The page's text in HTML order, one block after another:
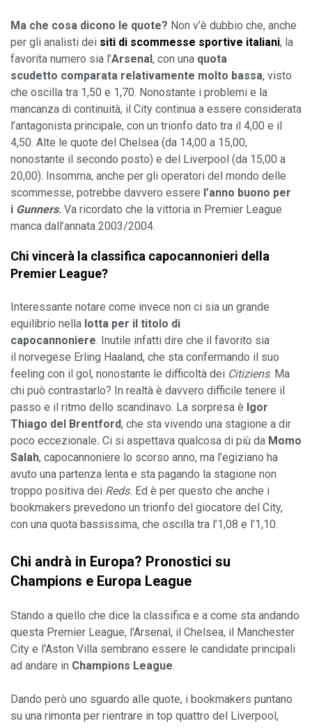
Ma che cosa dicono le quote? Non v’è dubbio che, anche
per gli analisti dei siti di scommesse sportive italiani, la
favorita numero sia l’Arsenal, con una quota
scudetto comparata relativamente molto bassa, visto
che oscilla tra 1,50 e 1,70. Nonostante i problemi e la
mancanza di continuità, il City continua a essere considerata
l’antagonista principale, con un trionfo dato tra il 4,00 e il
4,50. Alte le quote del Chelsea (da 14,00 a 15,00,
nonostante il secondo posto) e del Liverpool (da 15,00 a
20,00). Insomma, anche per gli operatori del mondo delle
scommesse, potrebbe davvero essere l’anno buono per
i Gunners. Va ricordato che la vittoria in Premier League
manca dall’annata 2003/2004.
Chi vincerà la classifica capocannonieri della
Premier League?
Interessante notare come invece non ci sia un grande
equilibrio nella lotta per il titolo di
capocannoniere. Inutile infatti dire che il favorito sia
il norvegese Erling Haaland, che sta confermando il suo
feeling con il gol, nonostante le difficoltà dei Citiziens. Ma
chi può contrastarlo? In realtà è davvero difficile tenere il
passo e il ritmo dello scandinavo. La sorpresa è Igor
Thiago del Brentford, che sta vivendo una stagione a dir
poco eccezionale. Ci si aspettava qualcosa di più da Momo
Salah, capocannoniere lo scorso anno, ma l’egiziano ha
avuto una partenza lenta e sta pagando la stagione non
troppo positiva dei Reds. Ed è per questo che anche i
bookmakers prevedono un trionfo del giocatore del City,
con una quota bassissima, che oscilla tra l’1,08 e l’1,10.
Chi andrà in Europa? Pronostici su
Champions e Europa League
Stando a quello che dice la classifica e a come sta andando
questa Premier League, l'Arsenal, il Chelsea, il Manchester
City e l'Aston Villa sembrano essere le candidate principali
ad andare in Champions League.
Dando però uno sguardo alle quote, i bookmakers puntano
su una rimonta per rientrare in top quattro del Liverpool,